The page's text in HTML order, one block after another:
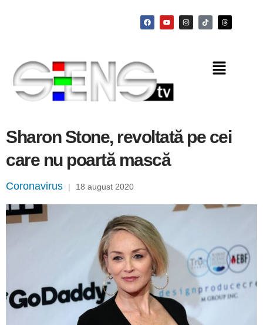
Sharon Stone, revoltată pe cei
care nu poartă mască
Coronavirus | 18 august 2020